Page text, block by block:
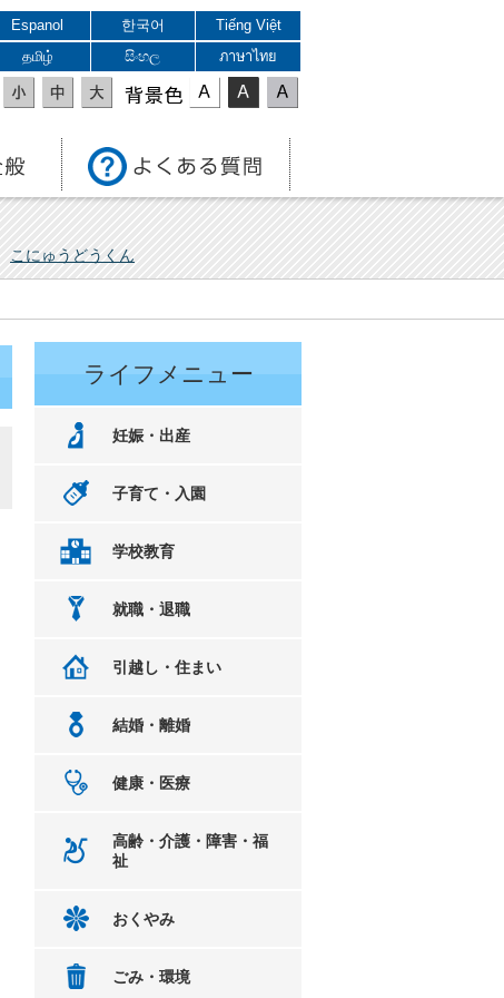
Espanol 한국어
Tiếng Việt
தமிழ் සිංහල ภาษาไทย
表示色
こにゅうどうくん
ライフメニュー
妊娠・出産
子育て・入園
学校教育
就職・退職
引越し・住まい
結婚・離婚
健康・医療
高齢・介護・障害・福
祉
おくやみ
ごみ・環境